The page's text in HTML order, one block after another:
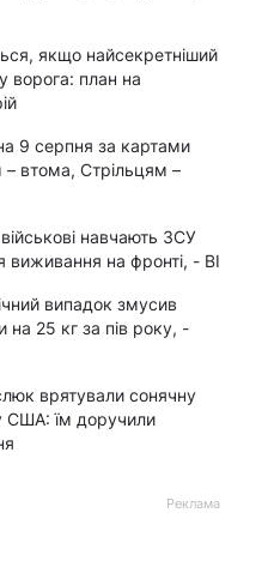
якщо найсекретніший
ворога: план на
9 серпня за картами
втома, Стрільцям –
навчають ЗСУ
виживання на фронті, - BI
випадок змусив
на 25 кг за пів року, -
врятували сонячну
США: їм доручили
Реклама